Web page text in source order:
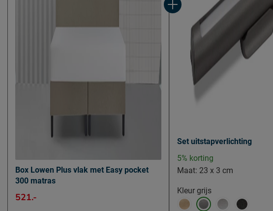
Box Lowen Plus vlak met Easy pocket
300 matras
521.-
Set uitstapverlichting
5% korting
Maat: 23 x 3 cm
Kleur grijs